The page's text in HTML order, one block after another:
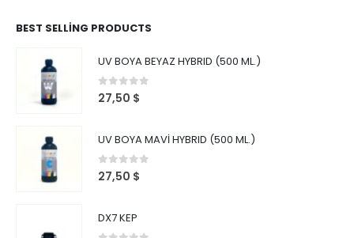
BEST SELLING PRODUCTS
UV BOYA BEYAZ HYBRID (500 ML.)
0out of 5
27,50 $
UV BOYA MAVİ HYBRID (500 ML.)
0out of 5
27,50 $
DX7 KEP